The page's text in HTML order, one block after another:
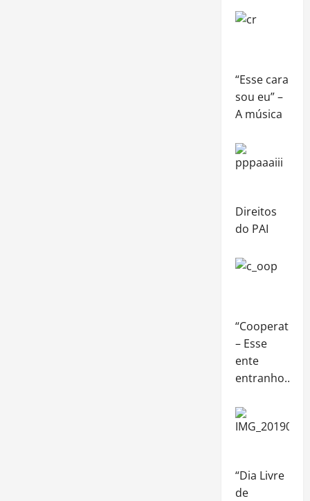
“Esse cara
sou eu” –
A música
Direitos
do PAI
“Cooperativa”
– Esse
ente
entranho…
“Dia Livre
de